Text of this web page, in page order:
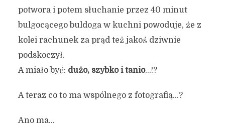
potwora i potem słuchanie przez 40 minut
bulgocącego buldoga w kuchni powoduje, że z
kolei rachunek za prąd też jakoś dziwnie
podskoczył.
A miało być: dużo, szybko i tanio…!?
A teraz co to ma wspólnego z fotografią…?
Ano ma…